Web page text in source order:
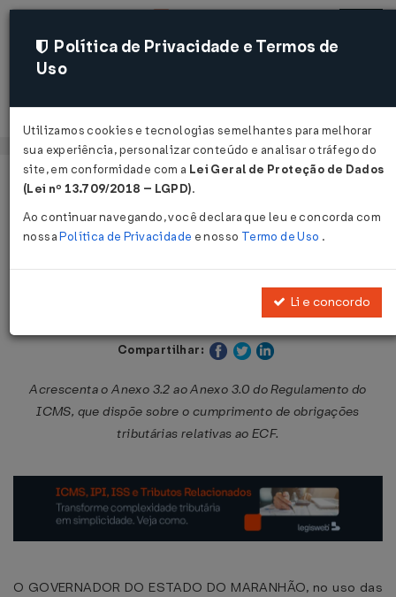
Acessar
Página Inicial Legislações
Decreto nº 20.906 de 25/11/2004
Publicado no DOE - MA em 6 dez 2004
Compartilhar:
Acrescenta o Anexo 3.2 ao Anexo 3.0 do Regulamento do
ICMS, que dispõe sobre o cumprimento de obrigações
tributárias relativas ao ECF.
O GOVERNADOR DO ESTADO DO MARANHÃO, no uso das
Política de Privacidade e Termos de
Uso
Utilizamos cookies e tecnologias semelhantes para melhorar
sua experiência, personalizar conteúdo e analisar o tráfego do
site, em conformidade com a Lei Geral de Proteção de Dados
(Lei nº 13.709/2018 – LGPD).
Ao continuar navegando, você declara que leu e concorda com
nossaPolítica de Privacidade e nosso Termo de Uso .
Li e concordo